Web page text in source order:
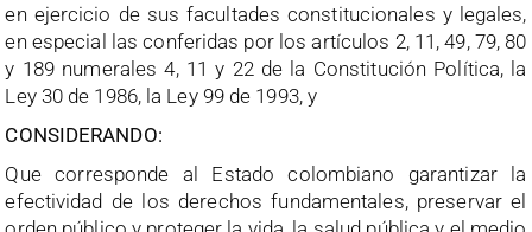
en ejercicio de sus facultades constitucionales y legales,
en especial las conferidas por los artículos 2, 11, 49, 79, 80
y 189 numerales 4, 11 y 22 de la Constitución Política, la
Ley 30 de 1986, la Ley 99 de 1993, y
CONSIDERANDO:
Que corresponde al Estado colombiano garantizar la
efectividad de los derechos fundamentales, preservar el